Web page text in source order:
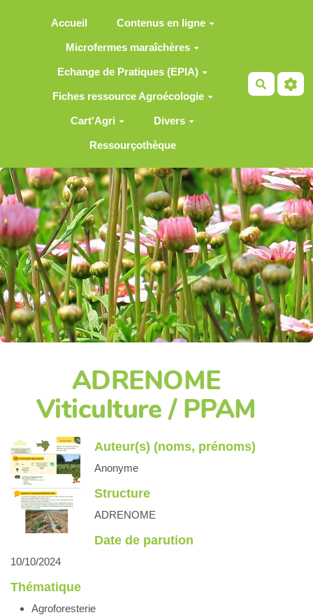
Accueil Contenus en ligne
Microfermes maraîchères
Echange de Pratiques (EPIA)
Fiches ressource Agroécologie
Cart'Agri Divers
Ressourçothèque
ADRENOME
Viticulture / PPAM
Auteur(s) (noms, prénoms)
Anonyme
Structure
ADRENOME
Date de parution
10/10/2024
Thématique
Agroforesterie